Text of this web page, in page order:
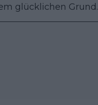
glücklichen Grund.